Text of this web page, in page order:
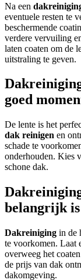
Na een
eventuele resten te
beschermende
verdere vervuiling
laten coaten om de
uitstraling te geven.
goed
De lente is het
dak reinigen en
schade te
onderhouden. Kies
schone dak.
belangrijk is
Dakreiniging in de
te voorkomen. Laat
overweeg het
de prijs van dak
dakomgeving.